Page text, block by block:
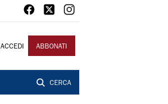
ACCEDI ABBONATI
CERCA